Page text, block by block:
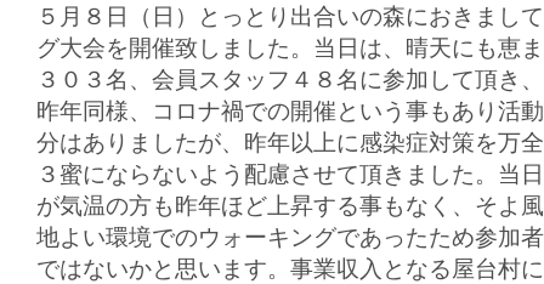
５月８日（日）とっとり出合いの森におきまし
グ大会を開催致しました。当日は、晴天にも恵
３０３名、会員スタッフ４８名に参加して頂き
昨年同様、コロナ禍での開催という事もあり活
分はありましたが、昨年以上に感染症対策を万
３蜜にならないよう配慮させて頂きました。当
が気温の方も昨年ほど上昇する事もなく、そよ
地よい環境でのウォーキングであったため参加
ではないかと思います。事業収入となる屋台村